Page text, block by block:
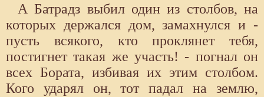
А Батрадз выбил один из столбов, на
которых держался дом, замахнулся и -
пусть всякого, кто проклянет тебя,
постигнет такая же участь! - погнал он
всех Бората, избивая их этим столбом.
Кого ударял он, тот падал на землю,